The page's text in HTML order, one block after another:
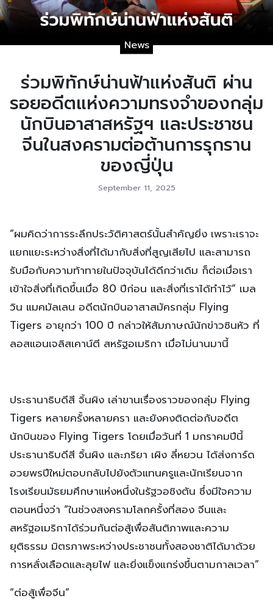
News
ร่วมพิทักษ์น่านฟ้าแห่งสันติ ผ่าน
รอยอดีตแห่งความทรงจำของกลุ่ม
นักบินอาสาสหรัฐฯ และประชาชน
จีนในสงครามต่อต้านการรุกราน
ของญี่ปุ่น
September 11, 2025
“ผมคิดว่าการระลึกประวัติศาสตร์นั้นสำคัญยิ่ง เพราะเราจะ
แยกแยะระหว่างสิ่งที่ได้มากับสิ่งที่สูญเสียไป และสามารถ
รับมือกับความท้าทายในปัจจุบันได้ดีกว่าเดิม ก็ต่อเมื่อเรา
เข้าใจสิ่งที่เกิดขึ้นเมื่อ 80 ปีก่อน และสิ่งที่เราได้ทำไว้” เมล
วิน แมคมัลเลน อดีตนักบินอาสาสมัครกลุ่ม Flying
Tigers อายุกว่า 100 ปี กล่าวให้สัมภาษณ์นักข่าวซินหัว ที่
ลอสแอนเจลิสเคาน์ตี สหรัฐอเมริกา เมื่อไม่นานมานี้
ประธานาธิบดีสี จิ้นผิง เล่าขานเรื่องราวของกลุ่ม Flying
Tigers หลายครั้งหลายครา และยังคงติดต่อกับอดีต
นักบินของ Flying Tigers โดยเมื่อวันที่ 1 มกราคมปีนี้
ประธานาธิบดีสี จิ้นผิง และภริยา เผิง ลี่หยวน ได้ส่งการ์ด
อวยพรปีใหม่ตอบกลับไปยังตัวแทนครูและนักเรียนจาก
โรงเรียนมัธยมศึกษาแห่งหนึ่งในรัฐวอชิงตัน ซึ่งมีใจความ
ตอนหนึ่งว่า “ในช่วงสงครามโลกครั้งที่สอง จีนและ
สหรัฐอเมริกาได้ร่วมกันต่อสู้เพื่อสันติภาพและความ
ยุติธรรม มิตรภาพระหว่างประชาชนทั้งสองชาติได้มาด้วย
การหลั่งเลือดและลุยไฟ และยิ่งแข็งแกร่งขึ้นตามกาลเวลา”
“ต่อสู้เพื่อจีน”